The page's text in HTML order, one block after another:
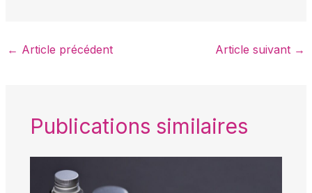
← Article précédent Article suivant →
Publications similaires